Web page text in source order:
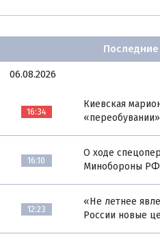
06.08.2026
16:34
Киевская
16:10
О ходе
Минобороны РФ
12:23
«Не летнее
России новые